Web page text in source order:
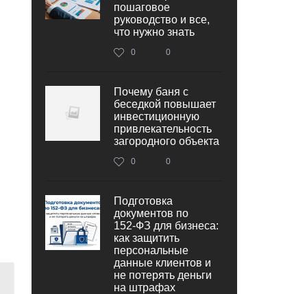
пошаговое
руководство и все,
что нужно знать
0 0
Почему баня с
беседкой повышает
инвестиционную
привлекательность
загородного объекта
0 0
Подготовка
документов по
152‑ФЗ для бизнеса:
как защитить
персональные
данные клиентов и
не потерять деньги
на штрафах